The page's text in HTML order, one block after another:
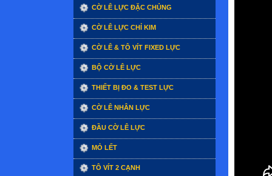
CỜ LÊ LỰC ĐẶC CHỦNG
CỜ LÊ LỰC CHỈ KIM
CỜ LÊ & TÔ VÍT FIXED LỰC
BỘ CỜ LÊ LỰC
THIẾT BỊ ĐO & TEST LỰC
CỜ LÊ NHÂN LỰC
ĐẦU CỜ LÊ LỰC
MỎ LẾT
TÔ VÍT 2 CẠNH